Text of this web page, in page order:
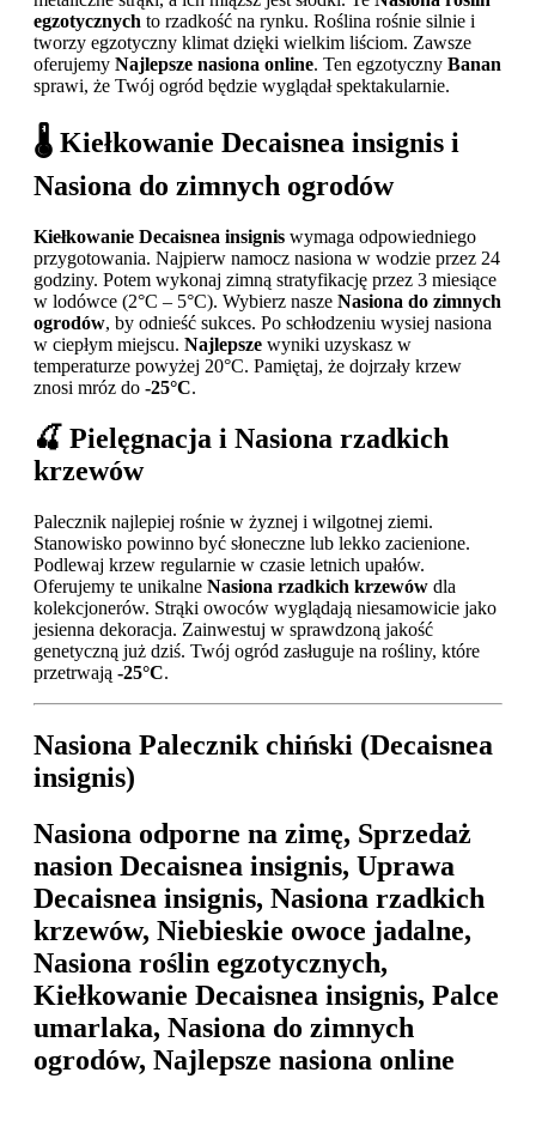
egzotycznych to rzadkość na rynku. Roślina rośnie silnie i
tworzy egzotyczny klimat dzięki wielkim liściom. Zawsze
oferujemy Najlepsze nasiona online. Ten egzotyczny Banan
sprawi, że Twój ogród będzie wyglądał spektakularnie.
🌡️ Kiełkowanie Decaisnea insignis i
Nasiona do zimnych ogrodów
Kiełkowanie Decaisnea insignis wymaga odpowiedniego
przygotowania. Najpierw namocz nasiona w wodzie przez 24
godziny. Potem wykonaj zimną stratyfikację przez 3 miesiące
w lodówce (2°C – 5°C). Wybierz nasze Nasiona do zimnych
ogrodów, by odnieść sukces. Po schłodzeniu wysiej nasiona
w ciepłym miejscu. Najlepsze wyniki uzyskasz w
temperaturze powyżej 20°C. Pamiętaj, że dojrzały krzew
znosi mróz do -25°C.
🍒 Pielęgnacja i Nasiona rzadkich
krzewów
Palecznik najlepiej rośnie w żyznej i wilgotnej ziemi.
Stanowisko powinno być słoneczne lub lekko zacienione.
Podlewaj krzew regularnie w czasie letnich upałów.
Oferujemy te unikalne Nasiona rzadkich krzewów dla
kolekcjonerów. Strąki owoców wyglądają niesamowicie jako
jesienna dekoracja. Zainwestuj w sprawdzoną jakość
genetyczną już dziś. Twój ogród zasługuje na rośliny, które
przetrwają -25°C.
Nasiona Palecznik chiński (Decaisnea
insignis)
Nasiona odporne na zimę, Sprzedaż
nasion Decaisnea insignis, Uprawa
Decaisnea insignis, Nasiona rzadkich
krzewów, Niebieskie owoce jadalne,
Nasiona roślin egzotycznych,
Kiełkowanie Decaisnea insignis, Palce
umarlaka, Nasiona do zimnych
ogrodów, Najlepsze nasiona online